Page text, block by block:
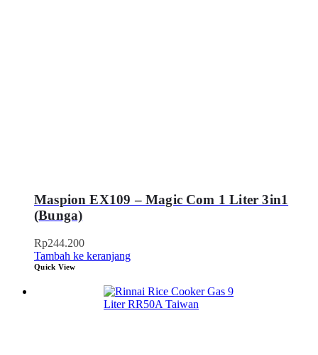
Maspion EX109 – Magic Com 1 Liter 3in1
(Bunga)
Rp244.200
Tambah ke keranjang
Quick View